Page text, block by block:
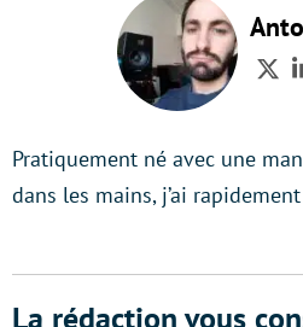
Pratiquement né avec une
dans les mains, j’ai
La rédaction vous